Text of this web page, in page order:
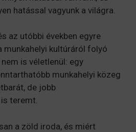
hatással vagyunk a világra.
az utóbbi években egyre
munkahelyi kultúráról folyó
is véletlenül: egy
munkahelyi közeg
de jobb
teremt.
a zöld iroda, és miért